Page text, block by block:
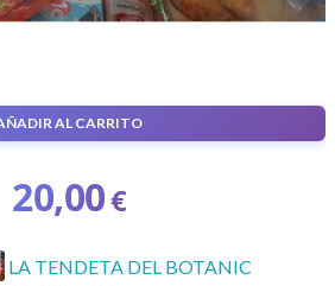
sorpresa de chuches
20,00€
AL CARRITO
LA TENDETA DEL BOTANIC